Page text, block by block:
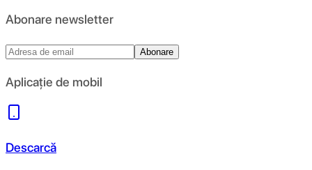
Abonare newsletter
Abonare
Aplicație de mobil
Descarcă